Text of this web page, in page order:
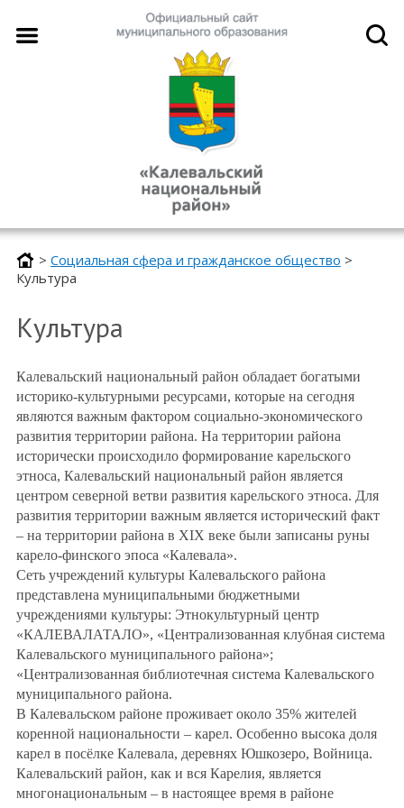
> Социальная сфера и гражданское общество >
Культура
Культура
Калевальский национальный район обладает богатыми
историко-культурными ресурсами, которые на сегодня
являются важным фактором социально-экономического
развития территории района. На территории района
исторически происходило формирование карельского
этноса, Калевальский национальный район является
центром северной ветви развития карельского этноса. Для
развития территории важным является исторический факт
– на территории района в XIX веке были записаны руны
карело-финского эпоса «Калевала».
Сеть учреждений культуры Калевальского района
представлена муниципальными бюджетными
учреждениями культуры: Этнокультурный центр
«КАЛЕВАЛАТАЛО», «Централизованная клубная система
Калевальского муниципального района»;
«Централизованная библиотечная система Калевальского
муниципального района.
В Калевальском районе проживает около 35% жителей
коренной национальности – карел. Особенно высока доля
карел в посёлке Калевала, деревнях Юшкозеро, Войница.
Калевальский район, как и вся Карелия, является
многонациональным – в настоящее время в районе